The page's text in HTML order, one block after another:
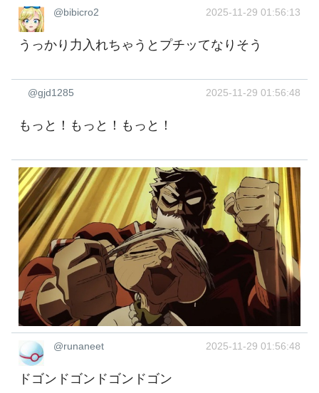
@bibicro2 2025-11-29 01:56:13
うっかり力入れちゃうとプチッてなりそう
@gjd1285 2025-11-29 01:56:48
もっと！もっと！もっと！
@runaneet 2025-11-29 01:56:48
ドゴンドゴンドゴンドゴン